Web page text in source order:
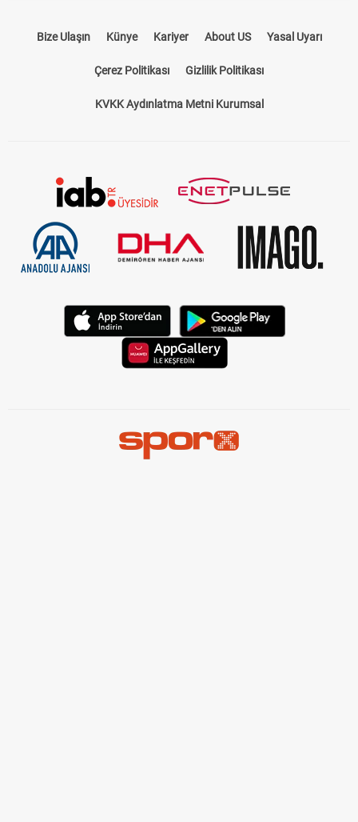
Bize Ulaşın Künye Kariyer About US Yasal Uyarı
Çerez Politikası Gizlilik Politikası
KVKK Aydınlatma Metni Kurumsal